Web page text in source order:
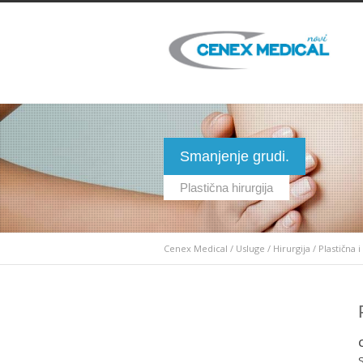
Smanjenje grudi.
Plastična hirurgija
Cenex Medical / Usluge / Hirurgija / Plastična